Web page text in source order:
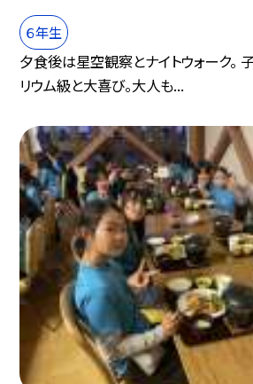
６年生
夕食後は星空観察とナイトウォーク。
リウム級と大喜び。大人も...